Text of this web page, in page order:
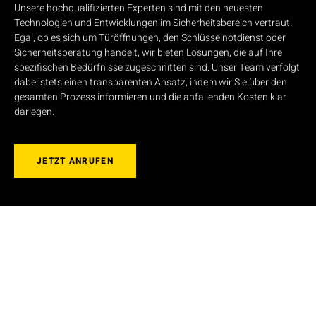
Unsere hochqualifizierten Experten sind mit den neuesten
Technologien und Entwicklungen im Sicherheitsbereich vertraut.
Egal, ob es sich um Türöffnungen, den Schlüsselnotdienst oder
Sicherheitsberatung handelt, wir bieten Lösungen, die auf Ihre
spezifischen Bedürfnisse zugeschnitten sind. Unser Team verfolgt
dabei stets einen transparenten Ansatz, indem wir Sie über den
gesamten Prozess informieren und die anfallenden Kosten klar
darlegen.
JETZT ANRUFEN